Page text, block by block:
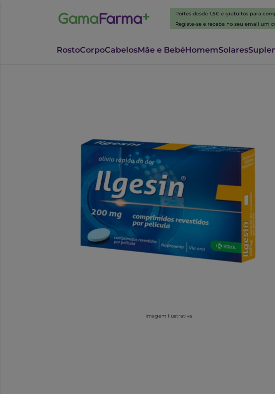
Portes desde 1,5€ e gratuitos para
Registe-se e receba no seu email um
RostoCorpoCabelosMãe e BebéHomemSolares
Imagem ilustrativa